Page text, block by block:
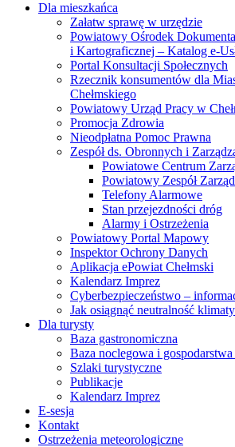
Dla mieszkańca
Załatw sprawę w urzędzie
Powiatowy Ośrodek
i Kartograficznej – Katalog e-
Portal Konsultacji Społecznych
Rzecznik konsumentów dla
Chełmskiego
Powiatowy Urząd Pracy w
Promocja Zdrowia
Nieodpłatna Pomoc Prawna
Zespół ds. Obronnych i
Powiatowe Centrum
Powiatowy Zespół
Telefony Alarmowe
Stan przejezdności dróg
Alarmy i Ostrzeżenia
Powiatowy Portal Mapowy
Inspektor Ochrony Danych
Aplikacja ePowiat Chełmski
Kalendarz Imprez
Cyberbezpieczeństwo –
Jak osiągnąć neutralność
Dla turysty
Baza gastronomiczna
Baza noclegowa i
Szlaki turystyczne
Publikacje
Kalendarz Imprez
E-sesja
Kontakt
Ostrzeżenia meteorologiczne